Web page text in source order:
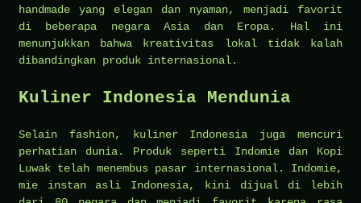
handmade yang elegan dan nyaman, menjadi favorit
di beberapa negara Asia dan Eropa. Hal ini
menunjukkan bahwa kreativitas lokal tidak kalah
dibandingkan produk internasional.
Kuliner Indonesia Mendunia
Selain fashion, kuliner Indonesia juga mencuri
perhatian dunia. Produk seperti Indomie dan Kopi
Luwak telah menembus pasar internasional. Indomie,
mie instan asli Indonesia, kini dijual di lebih